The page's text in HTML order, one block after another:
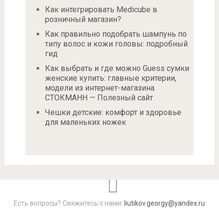
Как интегрировать Medicube в
розничный магазин?
Как правильно подобрать шампунь по
типу волос и кожи головы: подробный
гид
Как выбрать и где можно Guess сумки
женские купить: главные критерии,
модели из интернет-магазина
СТОКМАНН — Полезный сайт
Чешки детские: комфорт и здоровье
для маленьких ножек
Есть вопросы? Свяжитесь с нами:liutikov.georgy@yandex.ru